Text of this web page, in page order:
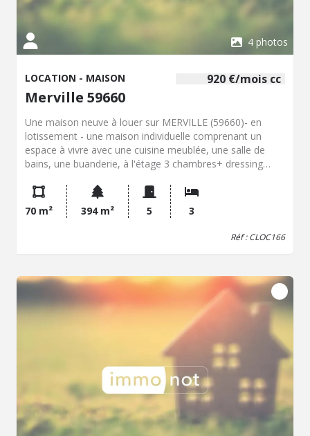
4 photos
920 €/mois cc
LOCATION - MAISON
Merville 59660
Une maison neuve à louer sur MERVILLE (59660)- en
lotissement - une maison individuelle comprenant un
espace à vivre avec une cuisine meublée, une salle de
bains, une buanderie, à l'étage 3 chambres+ dressing
électriques Libre en septembre 2026
70 m²
394 m² 5 3
Réf : CLOC166